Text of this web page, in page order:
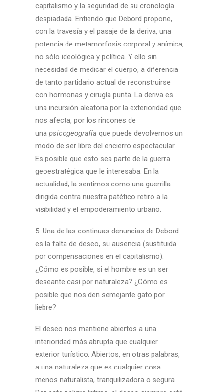
capitalismo y la seguridad de su cronología
despiadada. Entiendo que Debord propone,
con la travesía y el pasaje de la deriva, una
potencia de metamorfosis corporal y anímica,
no sólo ideológica y política. Y ello sin
necesidad de medicar el cuerpo, a diferencia
de tanto partidario actual de reconstruirse
con hormonas y cirugía punta. La deriva es
una incursión aleatoria por la exterioridad que
nos afecta, por los rincones de
una psicogeografía que puede devolvernos un
modo de ser libre del encierro espectacular.
Es posible que esto sea parte de la guerra
geoestratégica que le interesaba. En la
actualidad, la sentimos como una guerrilla
dirigida contra nuestra patético retiro a la
visibilidad y el empoderamiento urbano.
5. Una de las continuas denuncias de Debord
es la falta de deseo, su ausencia (sustituida
por compensaciones en el capitalismo).
¿Cómo es posible, si el hombre es un ser
deseante casi por naturaleza? ¿Cómo es
posible que nos den semejante gato por
liebre?
El deseo nos mantiene abiertos a una
interioridad más abrupta que cualquier
exterior turístico. Abiertos, en otras palabras,
a una naturaleza que es cualquier cosa
menos naturalista, tranquilizadora o segura.